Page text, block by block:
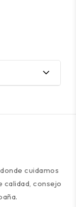
cuidamos
calidad, consejo